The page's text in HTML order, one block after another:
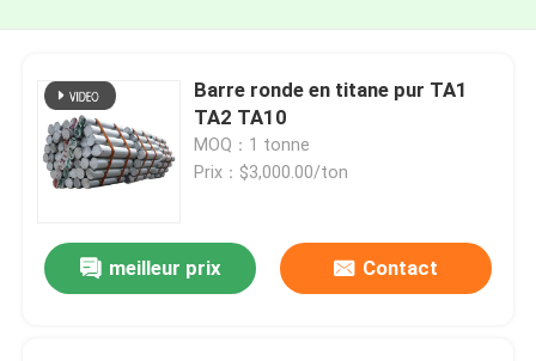
Barre ronde en titane pur TA1
TA2 TA10
MOQ：1 tonne
Prix：$3,000.00/ton
meilleur prix Contact